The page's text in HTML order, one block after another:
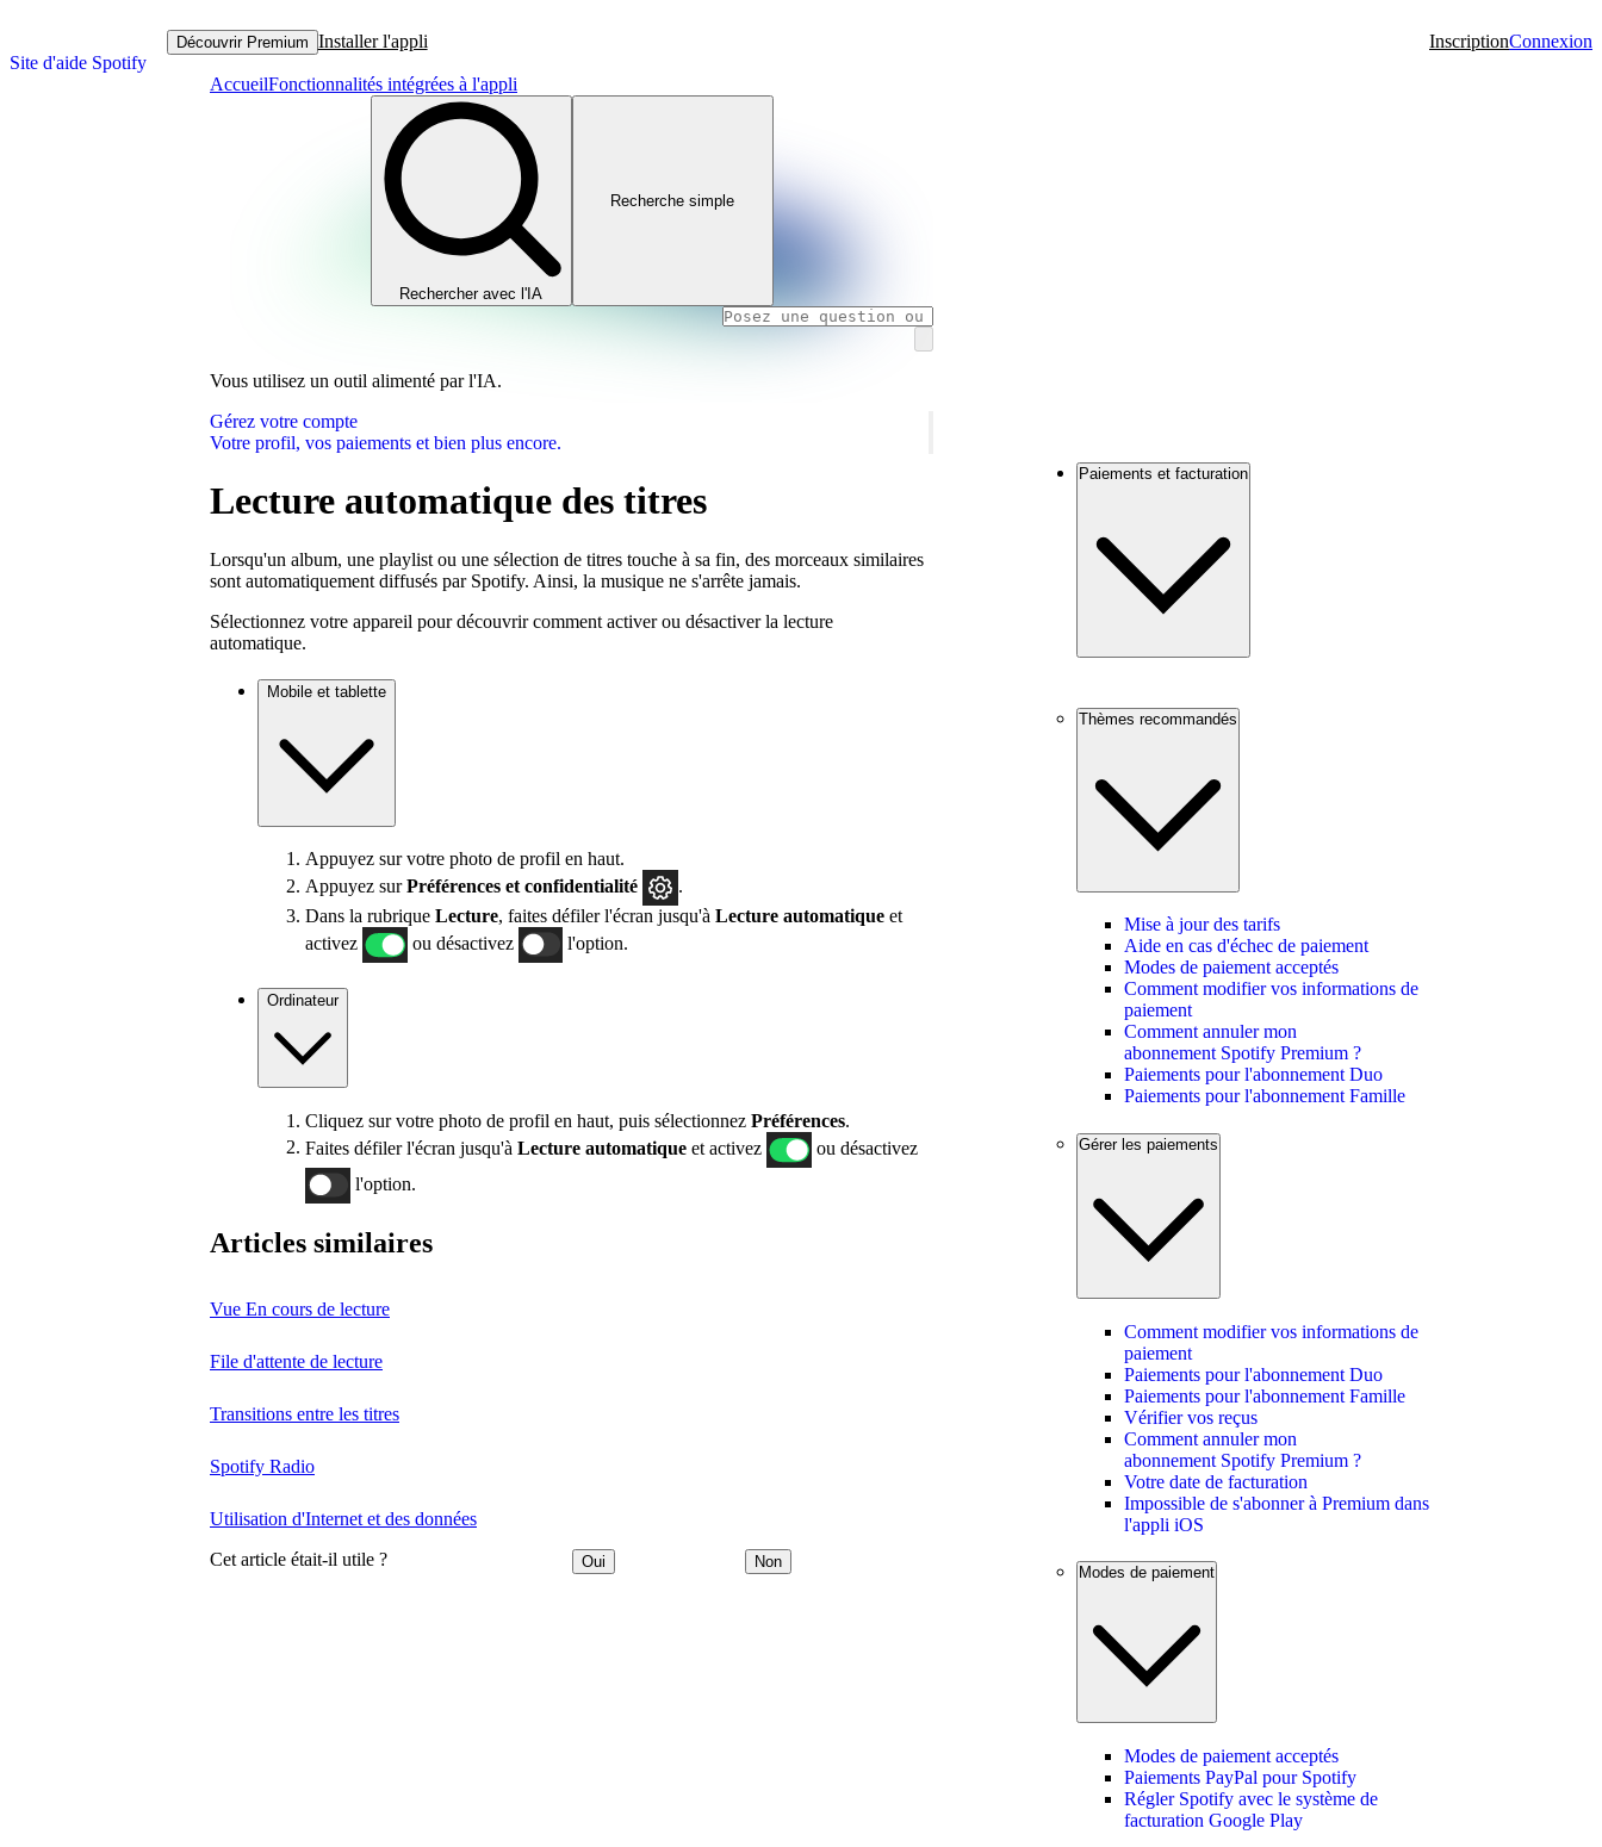
Site d'aide Spotify
Découvrir Premium Installer l'appli InscriptionConnexion
AccueilFonctionnalités intégrées à l'appli
Rechercher avec l'IA
Recherche simple
Vous utilisez un outil alimenté par l'IA.
Gérez votre compte
Votre profil, vos paiements et bien plus encore.
Lecture automatique des titres
Lorsqu'un album, une playlist ou une sélection de titres touche à sa fin, des morceaux similaires
sont automatiquement diffusés par Spotify. Ainsi, la musique ne s'arrête jamais.
Sélectionnez votre appareil pour découvrir comment activer ou désactiver la lecture
automatique.
Mobile et tablette
Appuyez sur votre photo de profil en haut.
Appuyez surPréférences et confidentialité
.
Dans la rubrique Lecture, faites défiler l'écran jusqu'à Lecture automatique et
activez
ou désactivez l'option.
Ordinateur
Cliquez sur votre photo de profil en haut, puis sélectionnez Préférences.
Faites défiler l'écran jusqu'à Lecture automatique et activez
ou désactivez
l'option.
Articles similaires
Vue En cours de lecture
File d'attente de lecture
Transitions entre les titres
Spotify Radio
Utilisation d'Internet et des données
Cet article était-il utile ? Oui Non
Paiements et facturation
Thèmes recommandés
Mise à jour des tarifs
Aide en cas d'échec de paiement
Modes de paiement acceptés
Comment modifier vos informations de
paiement
Comment annuler mon
abonnement Spotify Premium ?
Paiements pour l'abonnement Duo
Paiements pour l'abonnement Famille
Gérer les paiements
Comment modifier vos informations de
paiement
Paiements pour l'abonnement Duo
Paiements pour l'abonnement Famille
Vérifier vos reçus
Comment annuler mon
abonnement Spotify Premium ?
Votre date de facturation
Impossible de s'abonner à Premium dans
l'appli iOS
Modes de paiement
Modes de paiement acceptés
Paiements PayPal pour Spotify
Régler Spotify avec le système de
facturation Google Play